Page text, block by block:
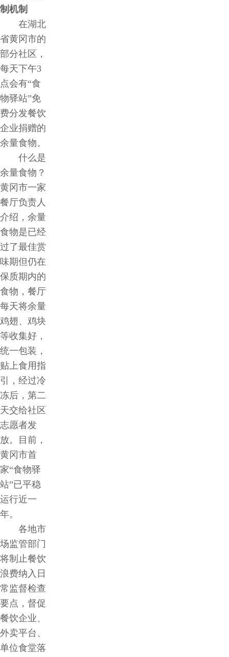
制机制
在湖北
省黄冈市的
部分社区，
每天下午3
点会有“食
物驿站”免
费分发餐饮
企业捐赠的
余量食物。
什么是
余量食物？
黄冈市一家
餐厅负责人
介绍，余量
食物是已经
过了最佳赏
味期但仍在
保质期内的
食物，餐厅
每天将余量
鸡翅、鸡块
等收集好，
统一包装，
贴上食用指
引，经过冷
冻后，第二
天交给社区
志愿者发
放。目前，
黄冈市首
家“食物驿
站”已平稳
运行近一
年。
各地市
场监管部门
将制止餐饮
浪费纳入日
常监督检查
要点，督促
餐饮企业、
外卖平台、
单位食堂落